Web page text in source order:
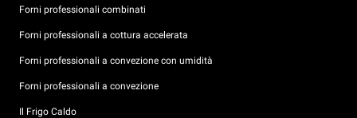
Forni professionali combinati
Forni professionali a cottura accelerata
Forni professionali a convezione con umidità
Forni professionali a convezione
Il Frigo Caldo